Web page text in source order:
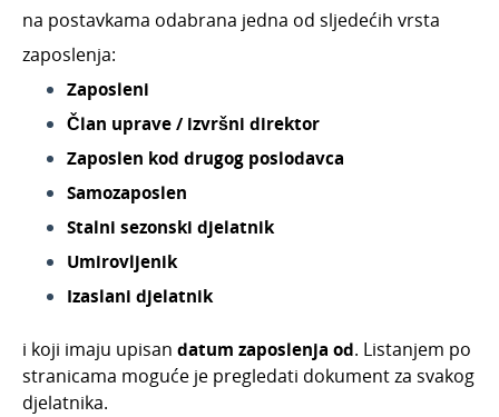
na postavkama odabrana jedna od sljedećih vrsta
zaposlenja:
Zaposleni
Član uprave / izvršni direktor
Zaposlen kod drugog poslodavca
Samozaposlen
Stalni sezonski djelatnik
Umirovljenik
Izaslani djelatnik
i koji imaju upisan datum zaposlenja od. Listanjem po
stranicama moguće je pregledati dokument za svakog
djelatnika.